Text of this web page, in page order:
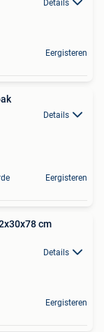
Details
Eergisteren
Details
Eergisteren
cm
Details
Eergisteren